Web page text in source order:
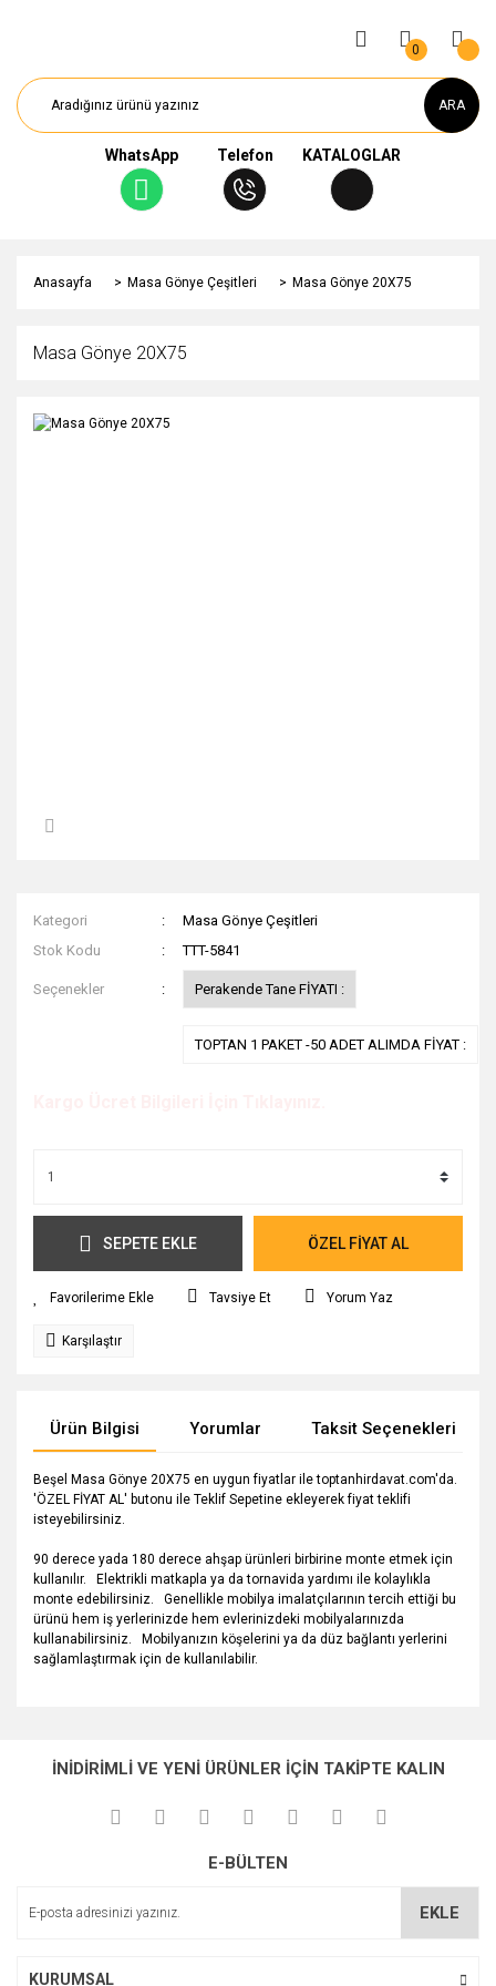
ARA
WhatsApp Telefon KATALOGLAR
0
Anasayfa Masa Gönye Çeşitleri Masa Gönye 20X75
Masa Gönye 20X75
Kategori
Masa Gönye Çeşitleri
Stok Kodu
TTT-5841
Seçenekler Perakende Tane FİYATI :
TOPTAN 1 PAKET -50 ADET ALIMDA FİYAT :
SEPETE EKLE ÖZEL FİYAT AL
Tavsiye Et Yorum Yaz
Karşılaştır
Ürün Bilgisi Yorumlar Taksit Seçenekleri
Beşel Masa Gönye 20X75 en uygun fiyatlar ile toptanhirdavat.com'da.
'ÖZEL FİYAT AL' butonu ile Teklif Sepetine ekleyerek fiyat teklifi
isteyebilirsiniz.
90 derece yada 180 derece ahşap ürünleri birbirine monte etmek için
kullanılır. Elektrikli matkapla ya da tornavida yardımı ile kolaylıkla
monte edebilirsiniz. Genellikle mobilya imalatçılarının tercih ettiği bu
ürünü hem iş yerlerinizde hem evlerinizdeki mobilyalarınızda
kullanabilirsiniz. Mobilyanızın köşelerini ya da düz bağlantı yerlerini
sağlamlaştırmak için de kullanılabilir.
Yorum Yaz
kullanarak tarafımıza iletebilirsiniz.
Görüş ve önerileriniz için teşekkür ederiz.
Ürün açıklamasında eksik bilgiler bulunuyor.
İNİDİRİMLİ VE YENİ ÜRÜNLER İÇİN TAKİPTE KALIN
E-BÜLTEN
EKLE
KURUMSAL